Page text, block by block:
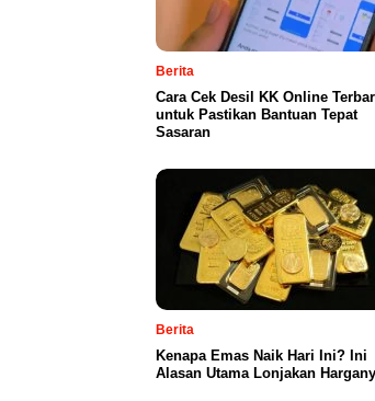
Berita
Cara Cek Desil KK Online
untuk Pastikan Bantuan Tepat
Sasaran
Berita
Kenapa Emas Naik Hari Ini? Ini
Alasan Utama Lonjakan